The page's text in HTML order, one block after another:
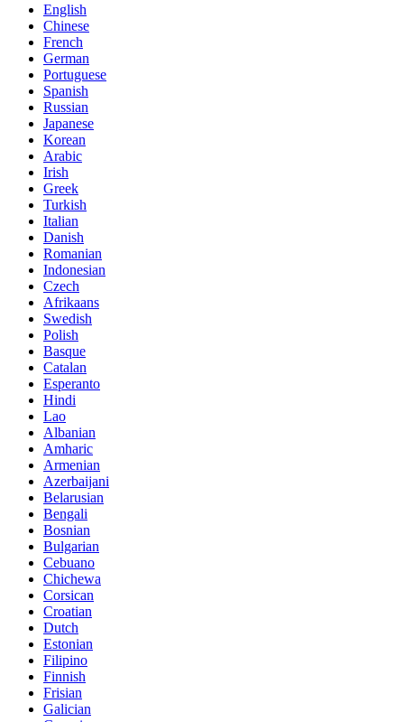
English
Chinese
French
German
Portuguese
Spanish
Russian
Japanese
Korean
Arabic
Irish
Greek
Turkish
Italian
Danish
Romanian
Indonesian
Czech
Afrikaans
Swedish
Polish
Basque
Catalan
Esperanto
Hindi
Lao
Albanian
Amharic
Armenian
Azerbaijani
Belarusian
Bengali
Bosnian
Bulgarian
Cebuano
Chichewa
Corsican
Croatian
Dutch
Estonian
Filipino
Finnish
Frisian
Galician